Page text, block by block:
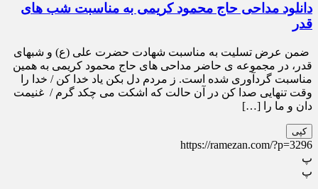
دانلود مداحی حاج محمود کریمی به مناسبت شب های
قدر
ضمن عرض تسلیت به مناسبت شهادت حضرت علی (ع) و شبهای
قدر، در مجموعه ی حاضر مداحی های حاج محمود کریمی به همین
مناسبت گردآوری شده است. ز مردم دل بکن یاد خدا کن / خدا را
وقت تنهایی صدا کن در آن حالت که اشکت می چکد گرم / غنیمت
دان و ما را […]
کپی
https://ramezan.com/?p=3296
پ
پ